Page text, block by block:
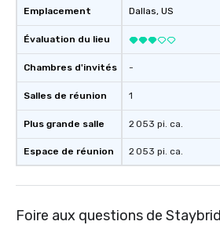
Emplacement
Évaluation du lieu
Chambres d'invités
Salles de réunion
Plus grande salle
Espace de réunion
Dallas, US
-
1
2 053 pi. ca.
2 053 pi. ca.
Foire aux questions de